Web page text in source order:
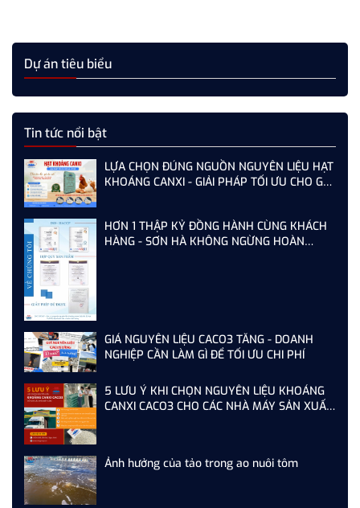
Dự án tiêu biểu
Tin tức nổi bật
LỰA CHỌN ĐÚNG NGUỒN NGUYÊN LIỆU HẠT
KHOÁNG CANXI - GIẢI PHÁP TỐI ƯU CHO GÀ,
HƠN 1 THẬP KỶ ĐỒNG HÀNH CÙNG KHÁCH
HÀNG - SƠN HÀ KHÔNG NGỪNG HOÀN
GIÁ NGUYÊN LIỆU CACO3 TĂNG - DOANH
NGHIỆP CẦN LÀM GÌ ĐỂ TỐI ƯU CHI PHÍ
5 LƯU Ý KHI CHỌN NGUYÊN LIỆU KHOÁNG
CANXI CACO3 CHO CÁC NHÀ MÁY SẢN XUẤT
Ảnh hưởng của tảo trong ao nuôi tôm